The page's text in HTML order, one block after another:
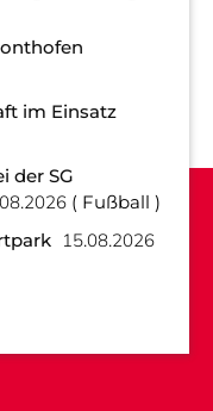
im Einsatz
der SG
Fußball
15.08.2026